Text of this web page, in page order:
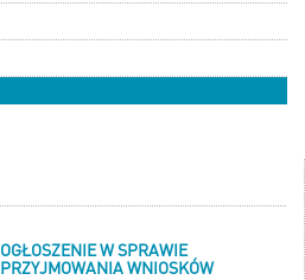
OGŁOSZENIE W SPRAWIE
PRZYJMOWANIA WNIOSKÓW